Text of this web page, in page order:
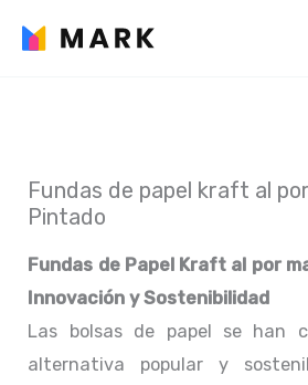
Fundas de papel kraft al
Pintado
Fundas de Papel Kraft al por
Innovación y Sostenibilidad
Las bolsas de papel se han
alternativa popular y